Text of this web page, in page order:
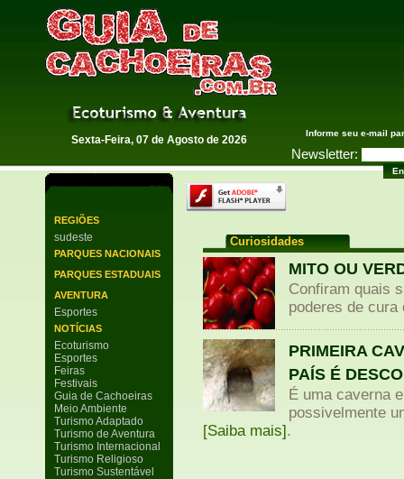
Guia de Cachoeiras
Sexta-Feira, 07 de Agosto de 2026
Informe seu e-mail
Newsletter:
REGIÕES
sudeste
PARQUES NACIONAIS
PARQUES ESTADUAIS
AVENTURA
Esportes
NOTÍCIAS
Ecoturismo
Esportes
Feiras
Festivais
Guia de Cachoeiras
Meio Ambiente
Turismo Adaptado
Turismo de Aventura
Turismo Internacional
Turismo Religioso
Turismo Sustentável
Curiosidades
MITO OU
Confiram quais
poderes de
PRIMEIRA
PAÍS É
É uma caverna
possivelmente
[Saiba mais].